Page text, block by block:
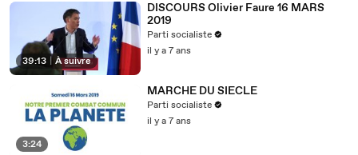
39:13 À suivre
DISCOURS Olivier Faure 16 MARS
2019
Parti socialiste
il y a 7 ans
3:24
MARCHE DU SIECLE
Parti socialiste
il y a 7 ans